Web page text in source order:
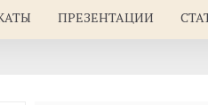
ПРЕЗЕНТАЦИИ